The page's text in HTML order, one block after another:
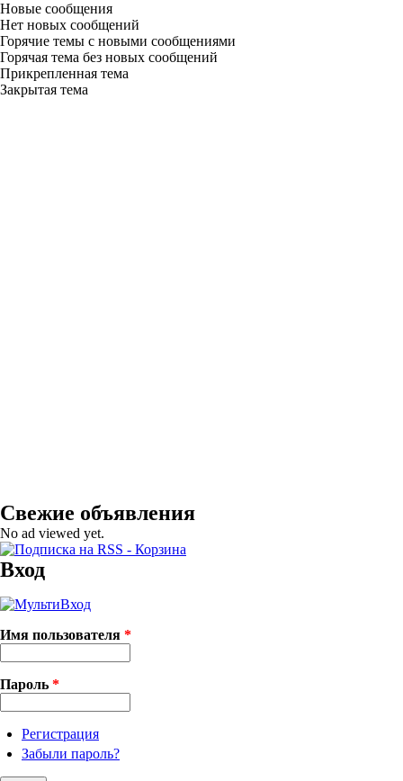
Новые сообщения
Нет новых сообщений
Горячие темы с новыми сообщениями
Горячая тема без новых сообщений
Прикрепленная тема
Закрытая тема
Свежие объявления
No ad viewed yet.
Вход
Имя пользователя *
Пароль *
Регистрация
Забыли пароль?